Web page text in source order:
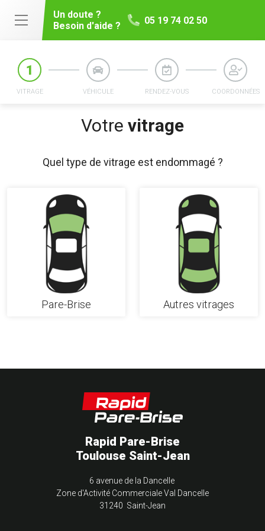
Un doute ?
Besoin d'aide ?
05 19 74 02 50
Votre vitrage
VITRAGE VÉHICULE RENDEZ-VOUS COORDONNÉES
Quel type de vitrage est endommagé ?
Pare-Brise Autres vitrages
Rapid Pare-Brise
Toulouse Saint-Jean
6 avenue de la Dancelle
Zone d'Activité Commerciale Val Dancelle
31240 Saint-Jean